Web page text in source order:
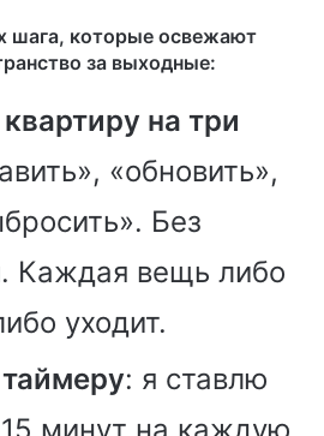
шага, которые освежают
за выходные:
на три
«обновить»,
Без
Каждая вещь либо
уходит.
: я ставлю
минут на каждую